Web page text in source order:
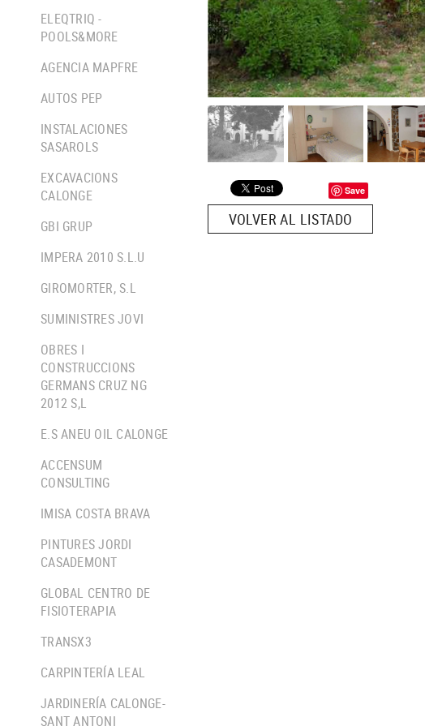
ELEQTRIQ -
POOLS&MORE
AGENCIA MAPFRE
AUTOS PEP
INSTALACIONES
SASAROLS
EXCAVACIONS
CALONGE
GBI GRUP
IMPERA 2010 S.L.U
GIROMORTER, S.L
SUMINISTRES JOVI
OBRES I
CONSTRUCCIONS
GERMANS CRUZ NG
2012 S,L
E.S ANEU OIL CALONGE
ACCENSUM
CONSULTING
IMISA COSTA BRAVA
PINTURES JORDI
CASADEMONT
GLOBAL CENTRO DE
FISIOTERAPIA
TRANSX3
CARPINTERÍA LEAL
JARDINERÍA CALONGE-
SANT ANTONI
Save
VOLVER AL LISTADO